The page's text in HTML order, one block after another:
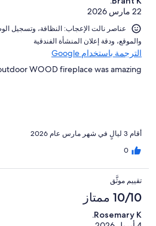
22 مارس 2026
و⁦الموقع⁩، و⁦دقة إعلان المنشأة الفندقية⁩
الترجمة باستخدام Google
WOOD fireplace was amazing
أقام 3 ليالٍ في شهر مارس عام 2026
0
تقييم موثَّق
10/10 ممتاز
Rosemary K.